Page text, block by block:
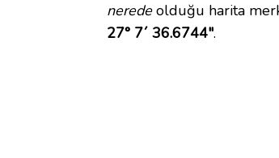
neredeolduğu harita
27° 7´ 36.6744".